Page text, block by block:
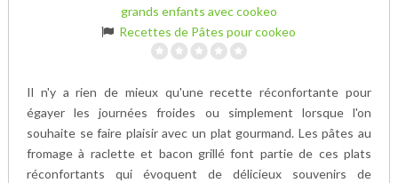
grands enfants avec cookeo
Recettes de Pâtes pour cookeo
Il n'y a rien de mieux qu'une recette réconfortante pour
égayer les journées froides ou simplement lorsque l'on
souhaite se faire plaisir avec un plat gourmand. Les pâtes au
fromage à raclette et bacon grillé font partie de ces plats
réconfortants qui évoquent de délicieux souvenirs de